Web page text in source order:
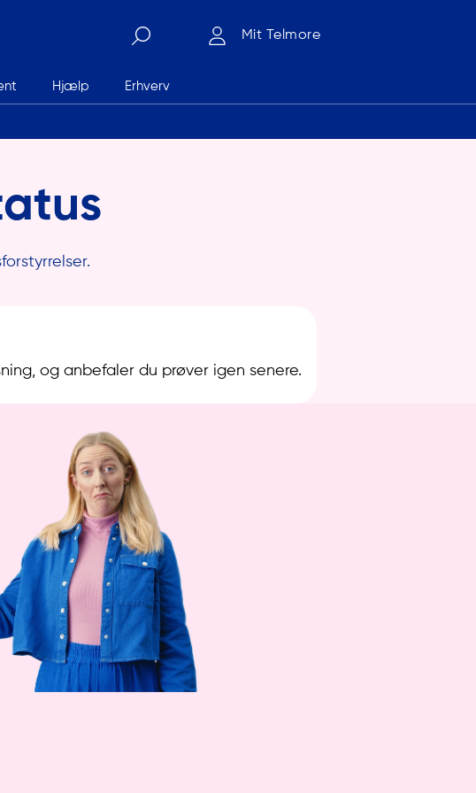
Mit Telmore
Søg
Hjælp Erhverv
og anbefaler du prøver igen senere.